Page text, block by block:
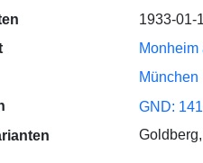
1933-01-
Monheim
München
GND: